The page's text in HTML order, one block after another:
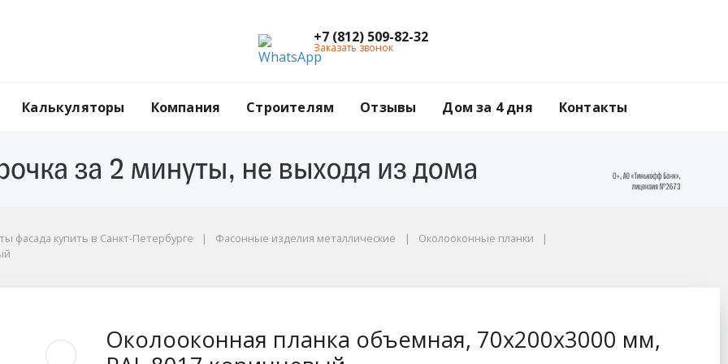
+7 (812) 509-82-32
Заказать звонок
Калькуляторы Компания Строителям Отзывы Дом за 4 дня Контакты
фасада купить в Санкт-Петербурге Фасонные изделия металлические
Околооконные планки
Околооконная планка объемная, 70x200x3000 мм,